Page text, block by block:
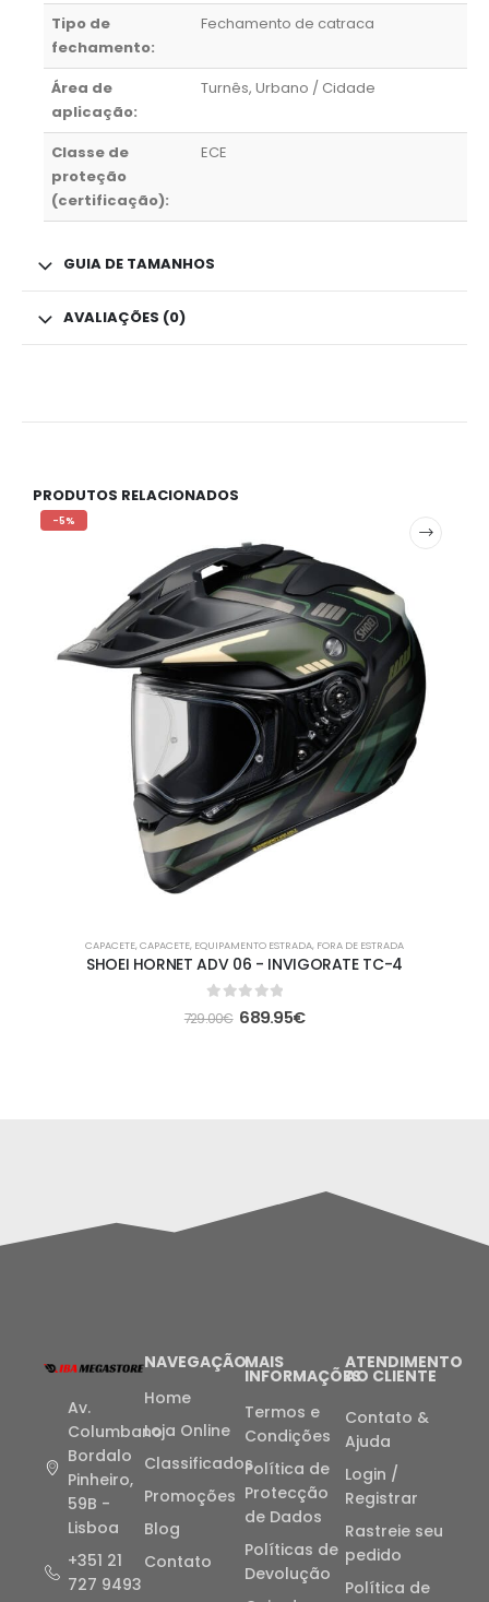
Tipo de
fechamento:
Fechamento de catraca
Área de
aplicação:
Turnês, Urbano / Cidade
Classe de
proteção
(certificação):
ECE
GUIA DE TAMANHOS
AVALIAÇÕES (0)
PRODUTOS RELACIONADOS
-5%
CAPACETE,CAPACETE, EQUIPAMENTO ESTRADA, FORA DE ESTRADA
SHOEI HORNET ADV 06 - INVIGORATE TC-4
out of 5
729.00€ 689.95€
Av.
Columbano
Bordalo
Pinheiro,
59B -
Lisboa
+351 21
727 9493
NAVEGAÇÃO
Home
Loja Online
Classificados
Promoções
Blog
Contato
MAIS
INFORMAÇÕES
Termos e
Condições
Política de
Protecção
de Dados
Políticas de
Devolução
ATENDIMENTO
AO CLIENTE
Contato &
Ajuda
Login /
Registrar
Rastreie seu
pedido
Política de